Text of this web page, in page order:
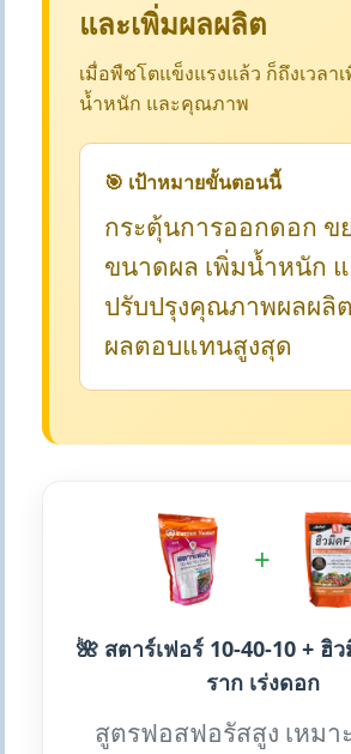
และเพิ่มผลผลิต
เมื่อพืชโตแข็งแรงแล้ว ก็ถึงเวลา
น้ำหนัก และคุณภาพ
🎯 เป้าหมายขั้นตอนนี้
กระตุ้นการออกดอก ข
ขนาดผล เพิ่มน้ำหนัก
ปรับปรุงคุณภาพผลผลิ
ผลตอบแทนสูงสุด
+
🌺 สตาร์เฟอร์ 10-40-10 + ฮิว
ราก เร่งดอก
สูตรฟอสฟอรัสสูง เหมา